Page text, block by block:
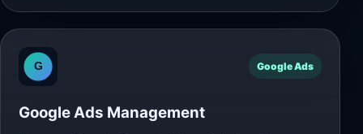
Google Ads
Google Ads Management